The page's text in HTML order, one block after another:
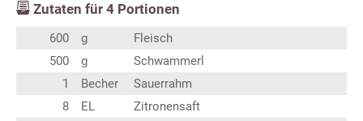
Zutaten für 4 Portionen
600 g
Fleisch
500
g
Schwammerl
1
Becher
Sauerrahm
8
EL
Zitronensaft